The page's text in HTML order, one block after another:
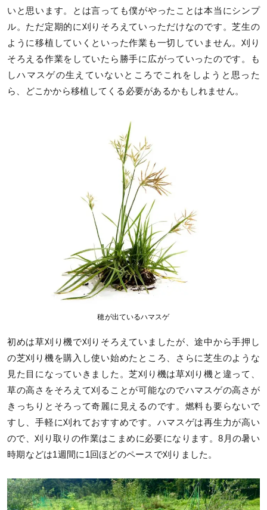
いと思います。とは言っても僕がやったことは本当にシンプ
ル。ただ定期的に刈りそろえていっただけなのです。芝生の
ように移植していくといった作業も一切していません。刈り
そろえる作業をしていたら勝手に広がっていったのです。も
しハマスゲの生えていないところでこれをしようと思った
ら、どこかから移植してくる必要があるかもしれません。
穂が出ているハマスゲ
初めは草刈り機で刈りそろえていましたが、途中から手押し
の芝刈り機を購入し使い始めたところ、さらに芝生のような
見た目になっていきました。芝刈り機は草刈り機と違って、
草の高さをそろえて刈ることが可能なのでハマスゲの高さが
きっちりとそろって奇麗に見えるのです。燃料も要らないで
すし、手軽に刈れておすすめです。ハマスゲは再生力が高い
ので、刈り取りの作業はこまめに必要になります。8月の暑い
時期などは1週間に1回ほどのペースで刈りました。